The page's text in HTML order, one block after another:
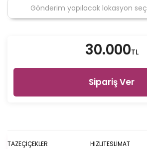
30.000TL
Sipariş Ver
TAZEÇİÇEKLER HIZLITESLİMAT